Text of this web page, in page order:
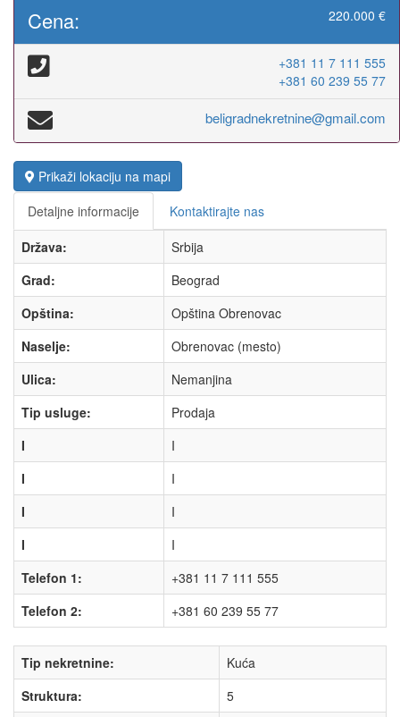
Cena: 220.000 €
+381 11 7 111 555
+381 60 239 55 77
beligradnekretnine@gmail.com
Prikaži lokaciju na mapi
Detaljne informacije
Kontaktirajte nas
Država:
Srbija
Grad:
Beograd
Opština:
Opština Obrenovac
Naselje:
Obrenovac (mesto)
Ulica:
Nemanjina
Tip usluge:
Prodaja
I
I
I
I
I
I
I
I
Telefon 1:
+381 11 7 111 555
Telefon 2:
+381 60 239 55 77
Tip nekretnine:
Kuća
Struktura:
5